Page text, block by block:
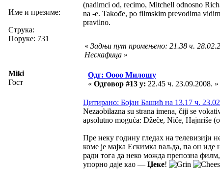
Име и презиме:
Струка:
Поруке: 731
(nadimci od, recimo, Mitchell odnosno
na -e. Takođe, po filmskim prevodima
pravilno.
« Задњи пут промењено: 21.38 ч.
Нескафица »
Miki
Гост
Одг: Оооо Милошу
« Одговор #13 у: 22.45 ч. 23.09.2008. »
Цитирано: Бојан Башић на 13.17 ч.
Nezaobilazna su strana imena, čiji se
apsolutno moguća: Džeče, Niče, Hajnriše
Пре неку годину гледах на телевизији
коме је мајка Ескимка ваљда, па он иде
ради тога да неко можда препозна
упорно даје као — Џеке!